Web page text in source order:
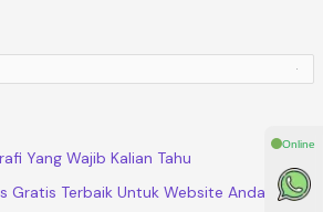
Yang Wajib Kalian Tahu
Gratis Terbaik Untuk Website Anda
Online